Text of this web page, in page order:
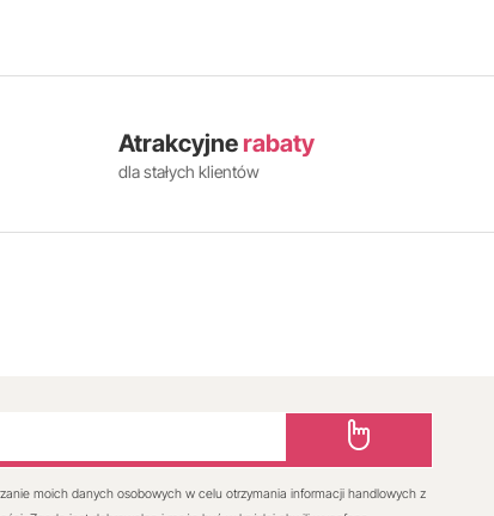
Atrakcyjne rabaty
dla stałych klientów
moich danych osobowych w celu otrzymania informacji handlowych z